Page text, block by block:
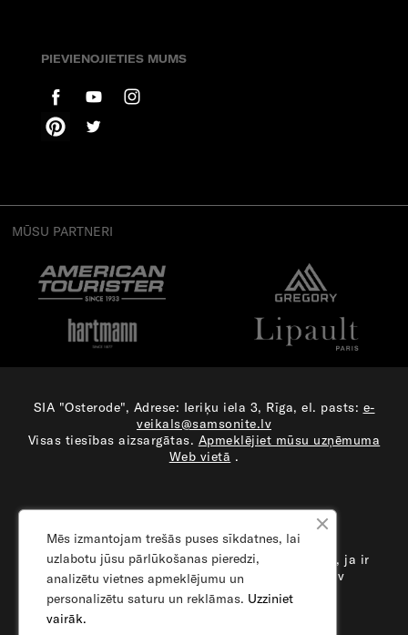
PIEVIENOJIETIES MUMS
MŪSU PARTNERI
SIA "Osterode", Adrese: Ieriķu iela 3, Rīga, el. pasts: e-
veikals@samsonite.lv
Visas tiesības aizsargātas. Apmeklējiet mūsu uzņēmuma
Web vietā .
Samsonite meklē vairumtirzdniecības partnerus, ja ir
interese raksti mums e-veikals@samsonite.lv
Mēs izmantojam trešās puses sīkdatnes, lai
uzlabotu jūsu pārlūkošanas pieredzi,
analizētu vietnes apmeklējumu un
personalizētu saturu un reklāmas. Uzziniet
vairāk.